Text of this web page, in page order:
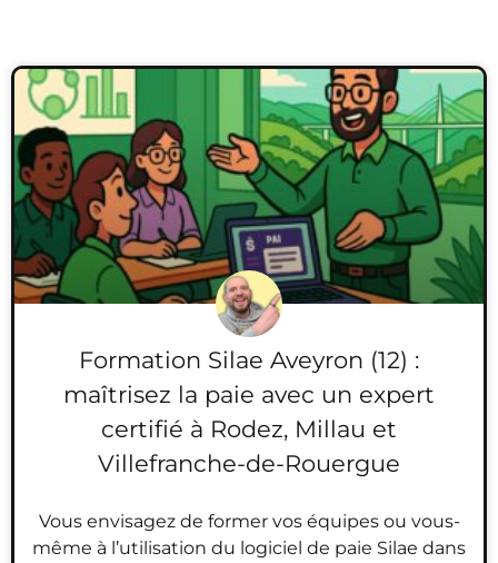
Formation Silae Aveyron (12) :
maîtrisez la paie avec un expert
certifié à Rodez, Millau et
Villefranche-de-Rouergue
Vous envisagez de former vos équipes ou vous-
même à l’utilisation du logiciel de paie Silae dans